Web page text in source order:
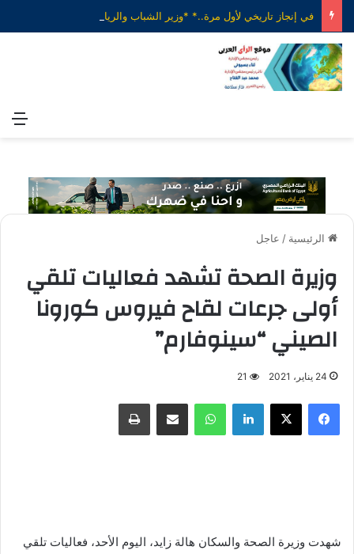
الرئيسية / عاجل
وزيرة الصحة تشهد فعاليات تلقي
أولى جرعات لقاح فيروس كورونا
الصيني “سينوفارم”
24 يناير، 2021 21
فيسبوك X لينكدإن واتساب مشاركة عبر البريد طباعة
شهدت وزيرة الصحة والسكان هالة زايد، اليوم الأحد، فعاليات تلقي